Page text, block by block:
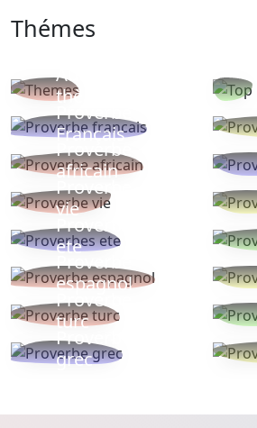
Thémes
Autres
thèmes
Proverbe
Français
Proverbe
africain
Proverbe
vie
Proverbes
ete
Proverbe
espagnol
Proverbe
turc
Proverbe
grec